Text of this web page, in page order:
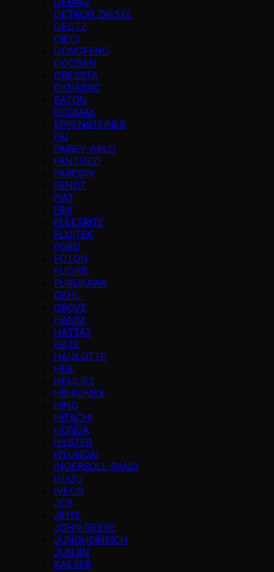
DETROIT DIESEL
DEUTZ
DIECI
DONGFENG
DOOSAN
DRESSTA
DYNAPAC
EATON
ECOMAK
EPPENSTEINER
FAI
FAIREY ARLO
FANTUZZI
FARESIN
FENDT
FIAT
FINI
FLEETRITE
FLUITEK
FORD
FOTON
FUCHS
FURUKAWA
GEHL
GROVE
HAMM
HATTAT
HATZ
HAULOTTE
HEIL
HEULIEZ
HİDROMEK
HINO
HITACHI
HONDA
HYSTER
HYUNDAI
INGERSOLL RAND
ISUZU
IVECO
JCB
JİNTE
JOHN DEERE
JUNGHEINRICH
JUNJIN
KAESER